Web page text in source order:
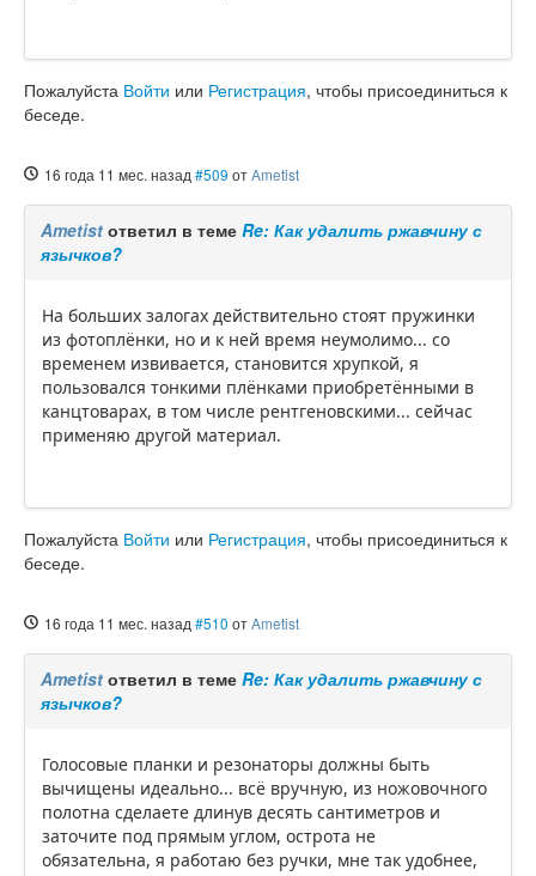
Пожалуйста Войти или Регистрация, чтобы присоединиться к
беседе.
16 года 11 мес. назад #509 отAmetist
Ametist ответил в теме Re: Как удалить ржавчину с
язычков?
На больших залогах действительно стоят пружинки
из фотоплёнки, но и к ней время неумолимо... со
временем извивается, становится хрупкой, я
пользовался тонкими плёнками приобретёнными в
канцтоварах, в том числе рентгеновскими... сейчас
применяю другой материал.
Пожалуйста Войти или Регистрация, чтобы присоединиться к
беседе.
16 года 11 мес. назад #510 отAmetist
Ametist ответил в теме Re: Как удалить ржавчину с
язычков?
Голосовые планки и резонаторы должны быть
вычищены идеально... всё вручную, из ножовочного
полотна сделаете длинув десять сантиметров и
заточите под прямым углом, острота не
обязательна, я работаю без ручки, мне так удобнее,